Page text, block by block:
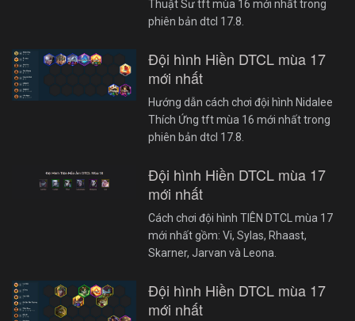
Thuật Sư tft mùa 16 mới nhất trong
phiên bản dtcl 17.8.
Đội hình Hiền DTCL mùa 17
mới nhất
Hướng dẫn cách chơi đội hình Nidalee
Thích Ứng tft mùa 16 mới nhất trong
phiên bản dtcl 17.8.
Đội hình Hiền DTCL mùa 17
mới nhất
Cách chơi đội hình TIÊN DTCL mùa 17
mới nhất gồm: Vi, Sylas, Rhaast,
Skarner, Jarvan và Leona.
Đội hình Hiền DTCL mùa 17
mới nhất